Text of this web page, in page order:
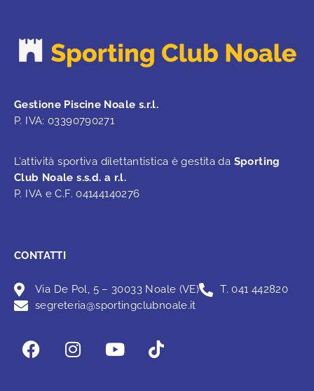
Gestione Piscine Noale s.r.l.
P. IVA: 03390790271
L’attività sportiva dilettantistica è gestita da Sporting
Club Noale s.s.d. a r.l.
P. IVA e C.F. 04144140276
CONTATTI
Via De Pol, 5 – 30033 Noale (VE)
T. 041 442820
segreteria@sportingclubnoale.it